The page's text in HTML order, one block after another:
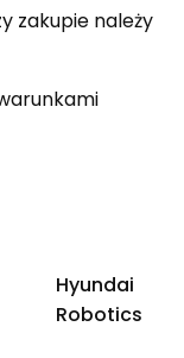
zakupie należy
Hyundai
Robotics